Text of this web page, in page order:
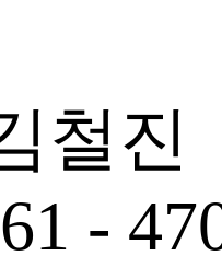
철진
-